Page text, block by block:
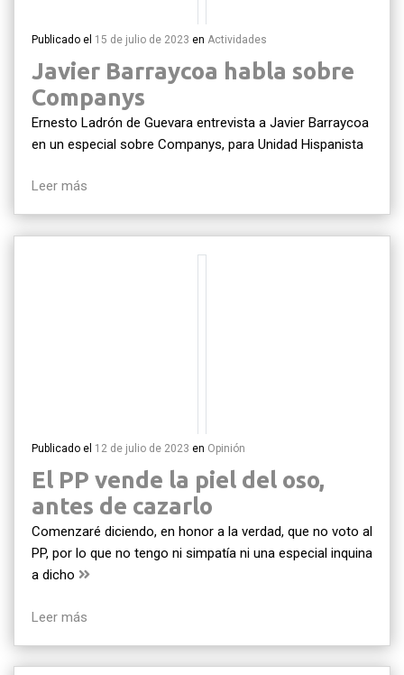
Publicado el 15 de julio de 2023 en Actividades
Javier Barraycoa habla sobre
Companys
Ernesto Ladrón de Guevara entrevista a Javier Barraycoa
en un especial sobre Companys, para Unidad Hispanista
Leer más
Publicado el 12 de julio de 2023 en Opinión
El PP vende la piel del oso,
antes de cazarlo
Comenzaré diciendo, en honor a la verdad, que no voto al
PP, por lo que no tengo ni simpatía ni una especial inquina
a dicho
Leer más